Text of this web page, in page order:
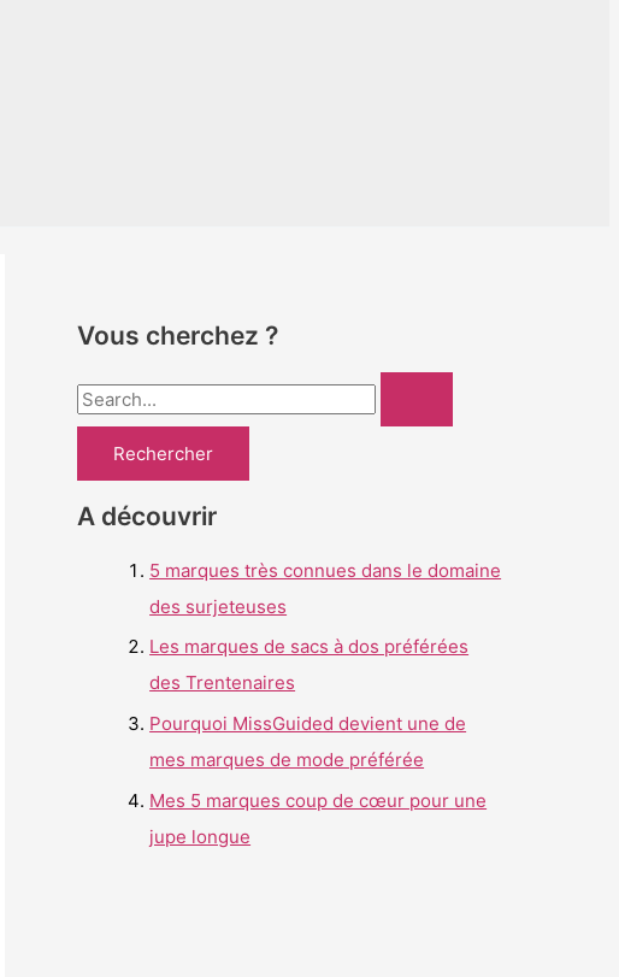
Vous cherchez ?
R
e
e
A découvrir
5 marques très connues dans le domaine
des surjeteuses
Les marques de sacs à dos préférées
des Trentenaires
Pourquoi MissGuided devient une de
mes marques de mode préférée
Mes 5 marques coup de cœur pour une
jupe longue